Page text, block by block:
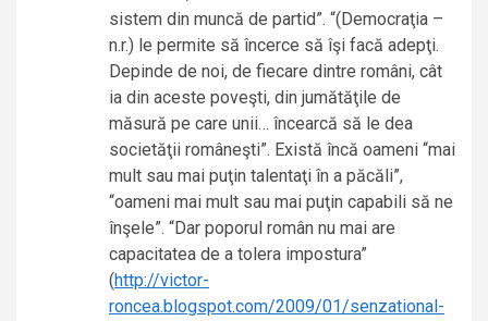
sistem din muncă de partid”. “(Democraţia –
n.r.) le permite să încerce să îşi facă adepţi.
Depinde de noi, de fiecare dintre români, cât
ia din aceste poveşti, din jumătăţile de
măsură pe care unii… încearcă să le dea
societăţii româneşti”. Există încă oameni “mai
mult sau mai puţin talentaţi în a păcăli”,
“oameni mai mult sau mai puţin capabili să ne
înşele”. “Dar poporul român nu mai are
capacitatea de a tolera impostura”
(http://victor-
roncea.blogspot.com/2009/01/senzational-